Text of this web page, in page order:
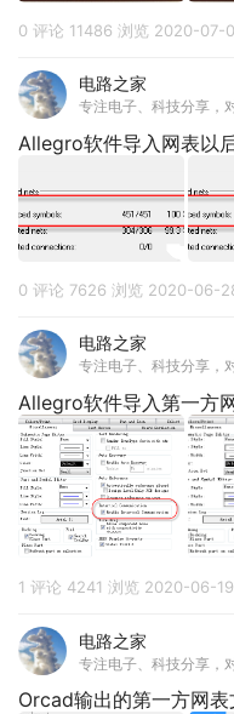
0 评论 11486 浏览 2020-07-
电路之家
专注电子、科技分享，
0 评论 7626 浏览 2020-06-
电路之家
专注电子、科技分享，
1 评论 4241 浏览 2020-06-19
电路之家
专注电子、科技分享，
Orcad输出的第一方网